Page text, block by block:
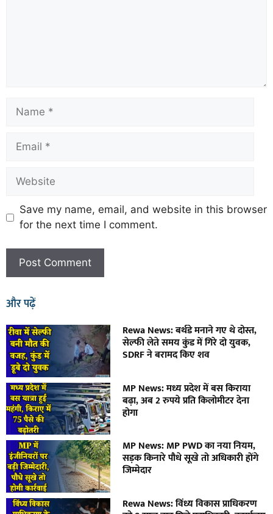
Save my name, email, and website in this browser
for the next time I comment.
और पढ़ें
Rewa News: बर्थडे मनाने गए थे दोस्त,
सेल्फी लेते समय कुंड में गिरे दो युवक,
SDRF ने बरामद किए शव
MP News: मध्य प्रदेश में बस किराया
बढ़ा, अब 2 रुपये प्रति किलोमीटर देना
होगा
MP News: MP PWD का नया नियम,
सड़क किनारे पौधे सूखे तो अधिकारी होंगे
जिम्मेदार
Rewa News: विंध्य विकास प्राधिकरण